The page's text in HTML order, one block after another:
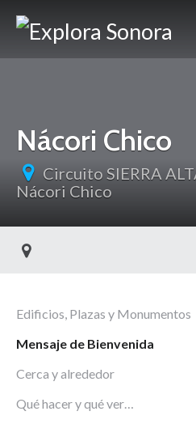
Nácori Chico
Circuito SIERRA
Nácori Chico
Edificios, Plazas y Monumentos
Mensaje de Bienvenida
Cerca y alrededor
Qué hacer y qué ver…